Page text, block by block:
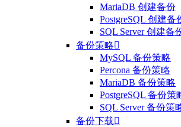
MariaDB 创建备份
PostgreSQL 创建备
SQL Server 创建备
备份策略
MySQL 备份策略
Percona 备份策略
MariaDB 备份策略
PostgreSQL 备份策
SQL Server 备份策
备份下载